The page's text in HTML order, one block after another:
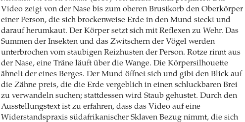
Video zeigt von der Nase bis zum oberen Brustkorb den Oberkörper
einer Person, die sich brockenweise Erde in den Mund steckt und
darauf herumkaut. Der Körper setzt sich mit Reflexen zu Wehr. Das
Summen der Insekten und das Zwitschern der Vögel werden
unterbrochen vom staubigen Reizhusten der Person. Rotze rinnt aus
der Nase, eine Träne läuft über die Wange. Die Körpersilhouette
ähnelt der eines Berges. Der Mund öffnet sich und gibt den Blick auf
die Zähne preis, die die Erde vergeblich in einen schluckbaren Brei
zu verwandeln suchen; stattdessen wird Staub gehustet. Durch den
Ausstellungstext ist zu erfahren, dass das Video auf eine
Widerstandspraxis südafrikanischer Sklaven Bezug nimmt, die sich